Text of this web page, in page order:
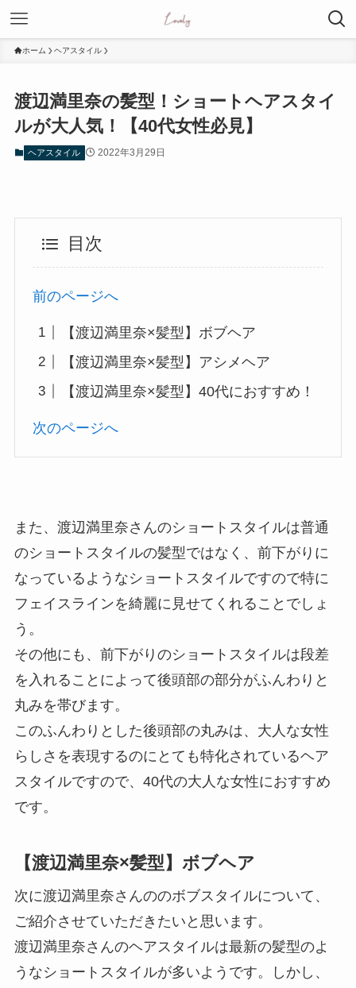
ホーム ヘアスタイル
渡辺満里奈の髪型！ショートヘアスタイ
ルが大人気！【40代女性必見】
ヘアスタイル 2022年3月29日
目次
前のページへ
【渡辺満里奈×髪型】ボブヘア
【渡辺満里奈×髪型】アシメヘア
【渡辺満里奈×髪型】40代におすすめ！
次のページへ
また、渡辺満里奈さんのショートスタイルは普通
のショートスタイルの髪型ではなく、前下がりに
なっているようなショートスタイルですので特に
フェイスラインを綺麗に見せてくれることでしょ
う。
その他にも、前下がりのショートスタイルは段差
を入れることによって後頭部の部分がふんわりと
丸みを帯びます。
このふんわりとした後頭部の丸みは、大人な女性
らしさを表現するのにとても特化されているヘア
スタイルですので、40代の大人な女性におすすめ
です。
【渡辺満里奈×髪型】ボブヘア
次に渡辺満里奈さんののボブスタイルについて、
ご紹介させていただきたいと思います。
渡辺満里奈さんのヘアスタイルは最新の髪型のよ
うなショートスタイルが多いようです。しかし、